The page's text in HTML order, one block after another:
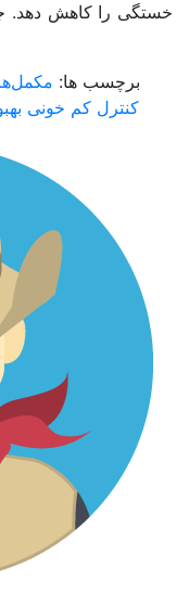
خستگی را کاهش دهد.
برچسب ها:
کنترل کم خونی